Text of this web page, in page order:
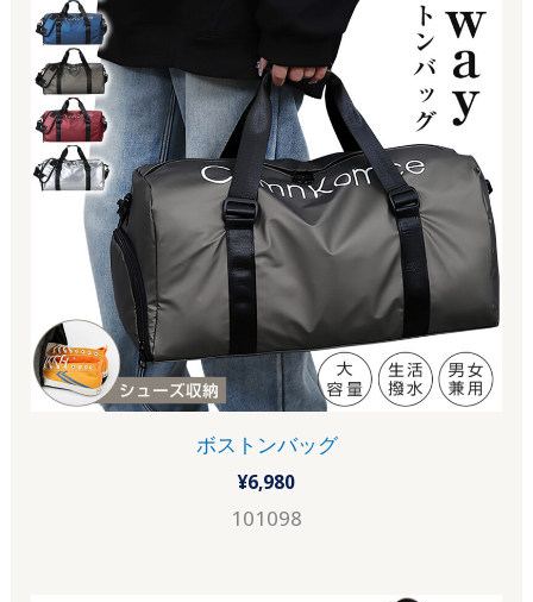
ボストンバッグ
¥6,980
101098